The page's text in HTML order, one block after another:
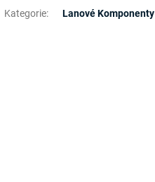
Kategorie: Lanové Komponenty